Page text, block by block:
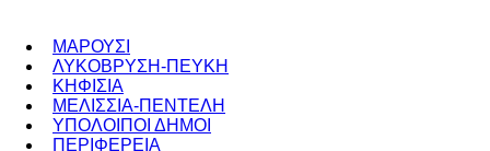
ΜΑΡΟΥΣΙ
ΛΥΚΟΒΡΥΣΗ-ΠΕΥΚΗ
ΚΗΦΙΣΙΑ
ΜΕΛΙΣΣΙΑ-ΠΕΝΤΕΛΗ
ΥΠΟΛΟΙΠΟΙ ΔΗΜΟΙ
ΠΕΡΙΦΕΡΕΙΑ